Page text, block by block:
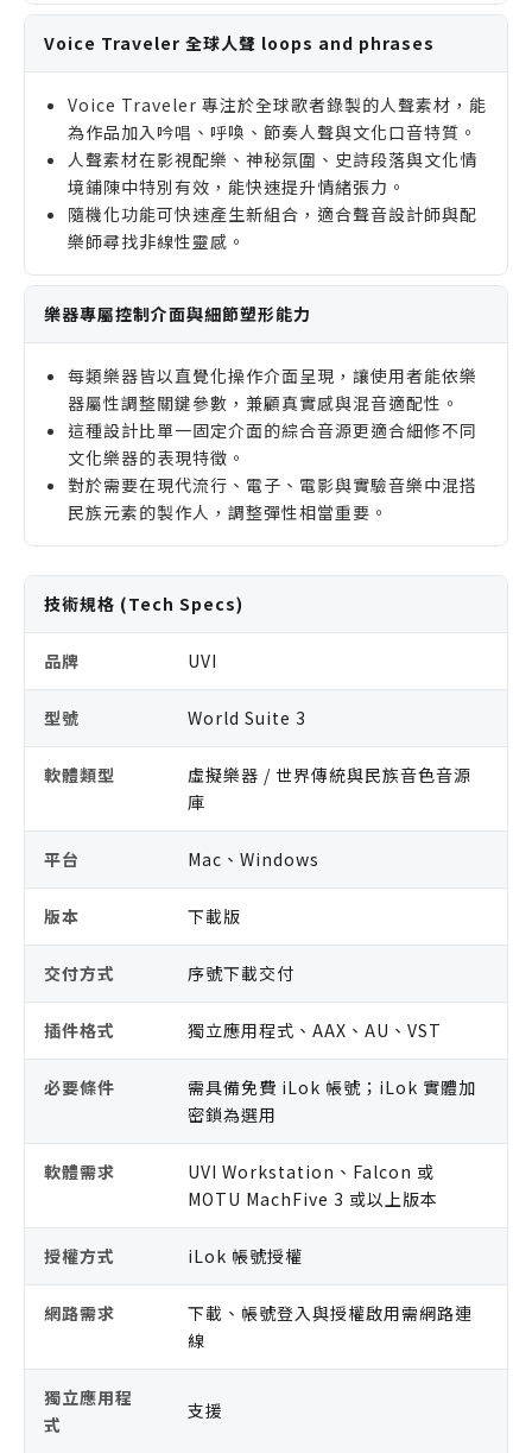
Voice Traveler 全球人聲 loops and phrases
Voice Traveler 專注於全球歌者錄製的人聲素材，能
為作品加入吟唱、呼喚、節奏人聲與文化口音特質。
人聲素材在影視配樂、神秘氛圍、史詩段落與文化情
境鋪陳中特別有效，能快速提升情緒張力。
隨機化功能可快速產生新組合，適合聲音設計師與配
樂師尋找非線性靈感。
樂器專屬控制介面與細節塑形能力
每類樂器皆以直覺化操作介面呈現，讓使用者能依樂
器屬性調整關鍵參數，兼顧真實感與混音適配性。
這種設計比單一固定介面的綜合音源更適合細修不同
文化樂器的表現特徵。
對於需要在現代流行、電子、電影與實驗音樂中混搭
民族元素的製作人，調整彈性相當重要。
技術規格 (Tech Specs)
品牌 UVI
型號 World Suite 3
軟體類型
虛擬樂器 / 世界傳統與民族音色音源
庫
平台 Mac、Windows
版本 下載版
交付方式 序號下載交付
插件格式 獨立應用程式、AAX、AU、VST
必要條件
需具備免費 iLok 帳號；iLok 實體加
密鎖為選用
軟體需求
UVI Workstation、Falcon 或
MOTU MachFive 3 或以上版本
授權方式 iLok 帳號授權
網路需求
下載、帳號登入與授權啟用需網路連
線
獨立應用程
式
支援